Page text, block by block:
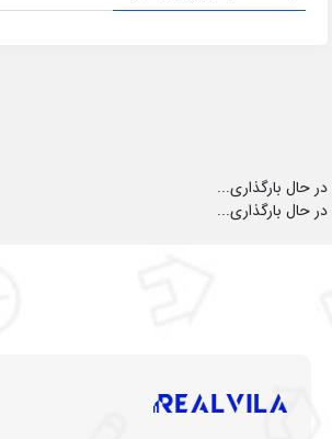
در حال بارگذاری...
در حال بارگذاری...